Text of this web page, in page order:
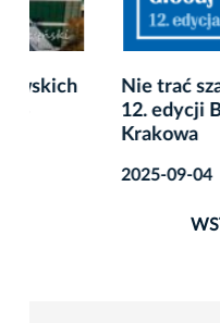
Nie trać szansy –
12. edycji Budżetu